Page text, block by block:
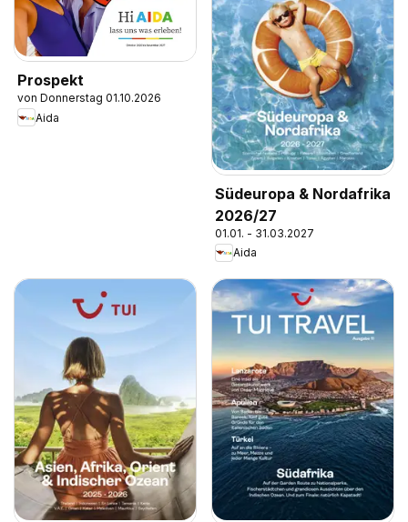
Prospekt
von Donnerstag 01.10.2026
Aida
Südeuropa & Nordafrika
2026/27
01.01. - 31.03.2027
Aida